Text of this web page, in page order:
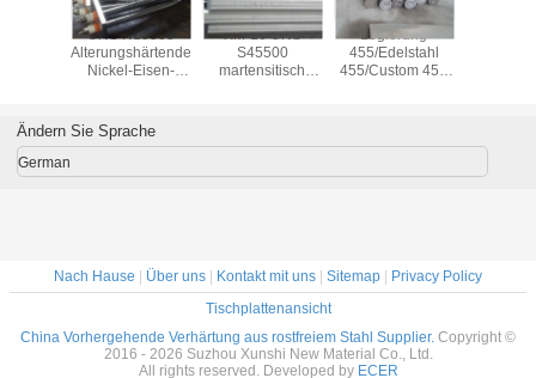
UNS N19903
Alterungshärtende
Nickel-Eisen-
XM-16 UNS
S45500
martensitisch
Legierung
455/Edelstahl
455/Custom 455
Ändern Sie Sprache
German
Nach Hause | Über uns | Kontakt mit uns | Sitemap | Privacy Policy
Tischplattenansicht
China Vorhergehende Verhärtung aus rostfreiem Stahl Supplier. Copyright ©
2016 - 2026 Suzhou Xunshi New Material Co., Ltd.
All rights reserved. Developed by ECER